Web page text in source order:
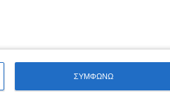
ΣΥΜΦΩΝΩ
Ανδρικόπουλος